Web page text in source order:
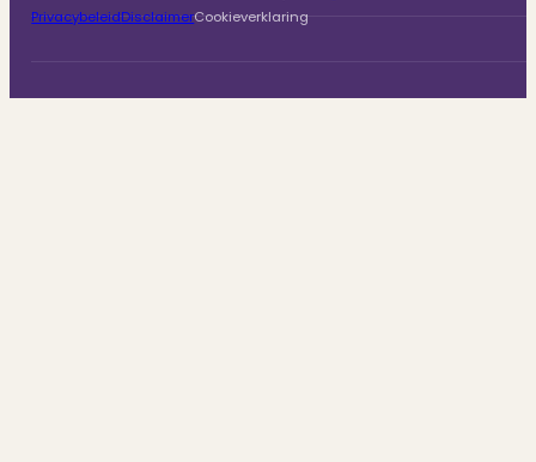
PrivacybeleidDisclaimerCookieverklaring